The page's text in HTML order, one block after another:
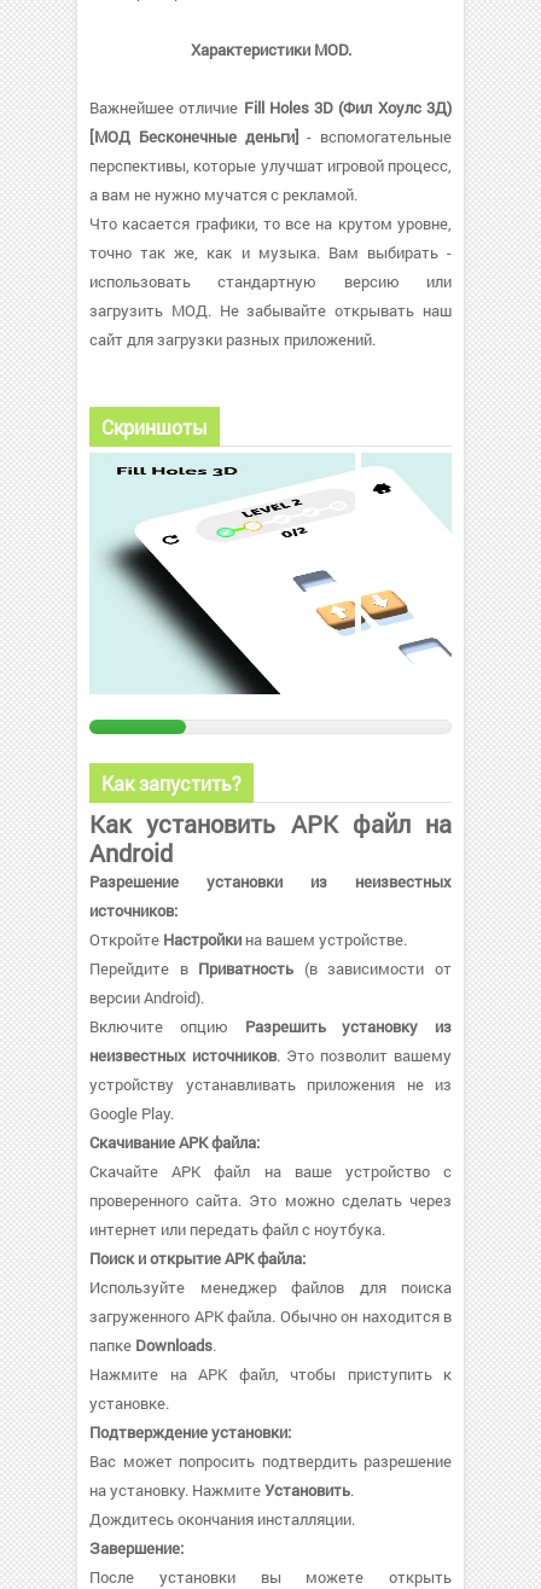
Характеристики MOD.
Важнейшее отличие Fill Holes 3D (Фил Хоулс 3Д)
[МОД Бесконечные деньги] - вспомогательные
перспективы, которые улучшат игровой процесс,
а вам не нужно мучатся с рекламой.
Что касается графики, то все на крутом уровне,
точно так же, как и музыка. Вам выбирать -
использовать стандартную версию или
загрузить МОД. Не забывайте открывать наш
сайт для загрузки разных приложений.
Скриншоты
Как запустить?
Как установить APK файл на
Android
Разрешение установки из неизвестных
источников:
Откройте Настройки на вашем устройстве.
Перейдите в Приватность (в зависимости от
версии Android).
Включите опцию Разрешить установку из
неизвестных источников. Это позволит вашему
устройству устанавливать приложения не из
Google Play.
Скачивание APK файла:
Скачайте APK файл на ваше устройство с
проверенного сайта. Это можно сделать через
интернет или передать файл с ноутбука.
Поиск и открытие APK файла:
Используйте менеджер файлов для поиска
загруженного APK файла. Обычно он находится в
папке Downloads.
Нажмите на APK файл, чтобы приступить к
установке.
Подтверждение установки:
Вас может попросить подтвердить разрешение
на установку. НажмитеУстановить.
Дождитесь окончания инсталляции.
Завершение:
После установки вы можете открыть